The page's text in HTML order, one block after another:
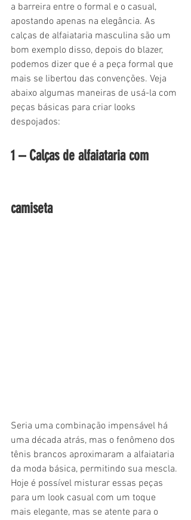
a barreira entre o formal e o casual,
apostando apenas na elegância. As
calças de alfaiataria masculina são um
bom exemplo disso, depois do blazer,
podemos dizer que é a peça formal que
mais se libertou das convenções. Veja
abaixo algumas maneiras de usá-la com
peças básicas para criar looks
despojados:
1 – Calças de alfaiataria com
camiseta
Seria uma combinação impensável há
uma década atrás, mas o fenômeno dos
tênis brancos aproximaram a alfaiataria
da moda básica, permitindo sua mescla.
Hoje é possível misturar essas peças
para um look casual com um toque
mais elegante, mas se atente para o